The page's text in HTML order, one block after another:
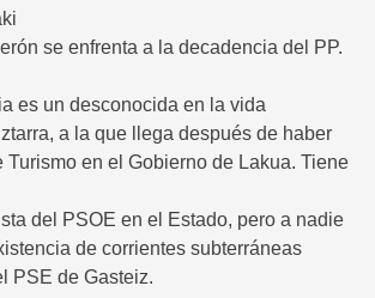
se enfrenta a la decadencia del PP.
es un desconocida en la vida
a la que llega después de haber
Turismo en el Gobierno de Lakua. Tiene
del PSOE en el Estado, pero a nadie
de corrientes subterráneas
PSE de Gasteiz.